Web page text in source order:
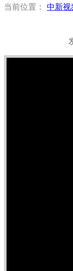
当前位置： 中新视